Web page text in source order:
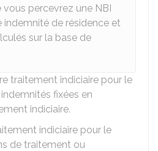
percevrez une NBI
indemnité de résidence et
sur la base de
traitement indiciaire pour le
fixées en
indiciaire.
indiciaire pour le
de traitement ou